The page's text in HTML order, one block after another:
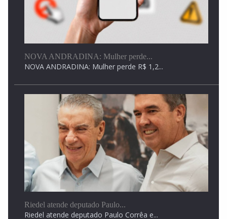
Homem é preso por fingir ser pai e...
Promessa de teste de DNA gerou confiança da...
Ciclone traz temporais para MS mas temperaturas
podem...
Enquanto sul de MS enfrenta instabilidade, instabilidade,
regiões...
NOVA ANDRADINA: Mulher perde...
NOVA ANDRADINA: Mulher perde R$ 1,2...
Riedel atende deputado Paulo...
Riedel atende deputado Paulo Corrêa e...